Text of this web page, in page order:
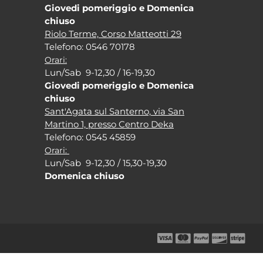
Giovedi pomeriggio e Domenica
chiuso
Riolo Terme, Corso Matteotti 29
Telefono: 0546 70178
Orari:
Lun/Sab 9-12,30 / 16-19,30
Giovedi pomeriggio e Domenica
chiuso
Sant'Agata sul Santerno, via San
Martino 1, presso Centro Deka
Telefono: 0545 45859
Orari:
Lun/Sab 9-12,30 / 15,30-19,30
Domenica chiuso